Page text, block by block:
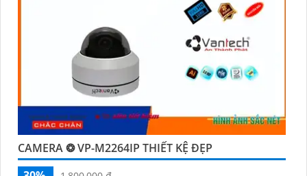
CAMERA ❂ VP-M2264IP THIẾT KỆ ĐẸP